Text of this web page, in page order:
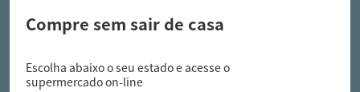
Compre sem sair de casa
Escolha abaixo o seu estado e acesse o
supermercado on-line